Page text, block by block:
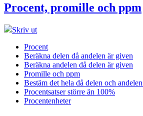
Procent, promille och ppm
Skriv ut
Procent
Beräkna delen då andelen är given
Beräkna andelen då delen är given
Promille och ppm
Bestäm det hela då delen och
Procentsatser större än 100%
Procentenheter